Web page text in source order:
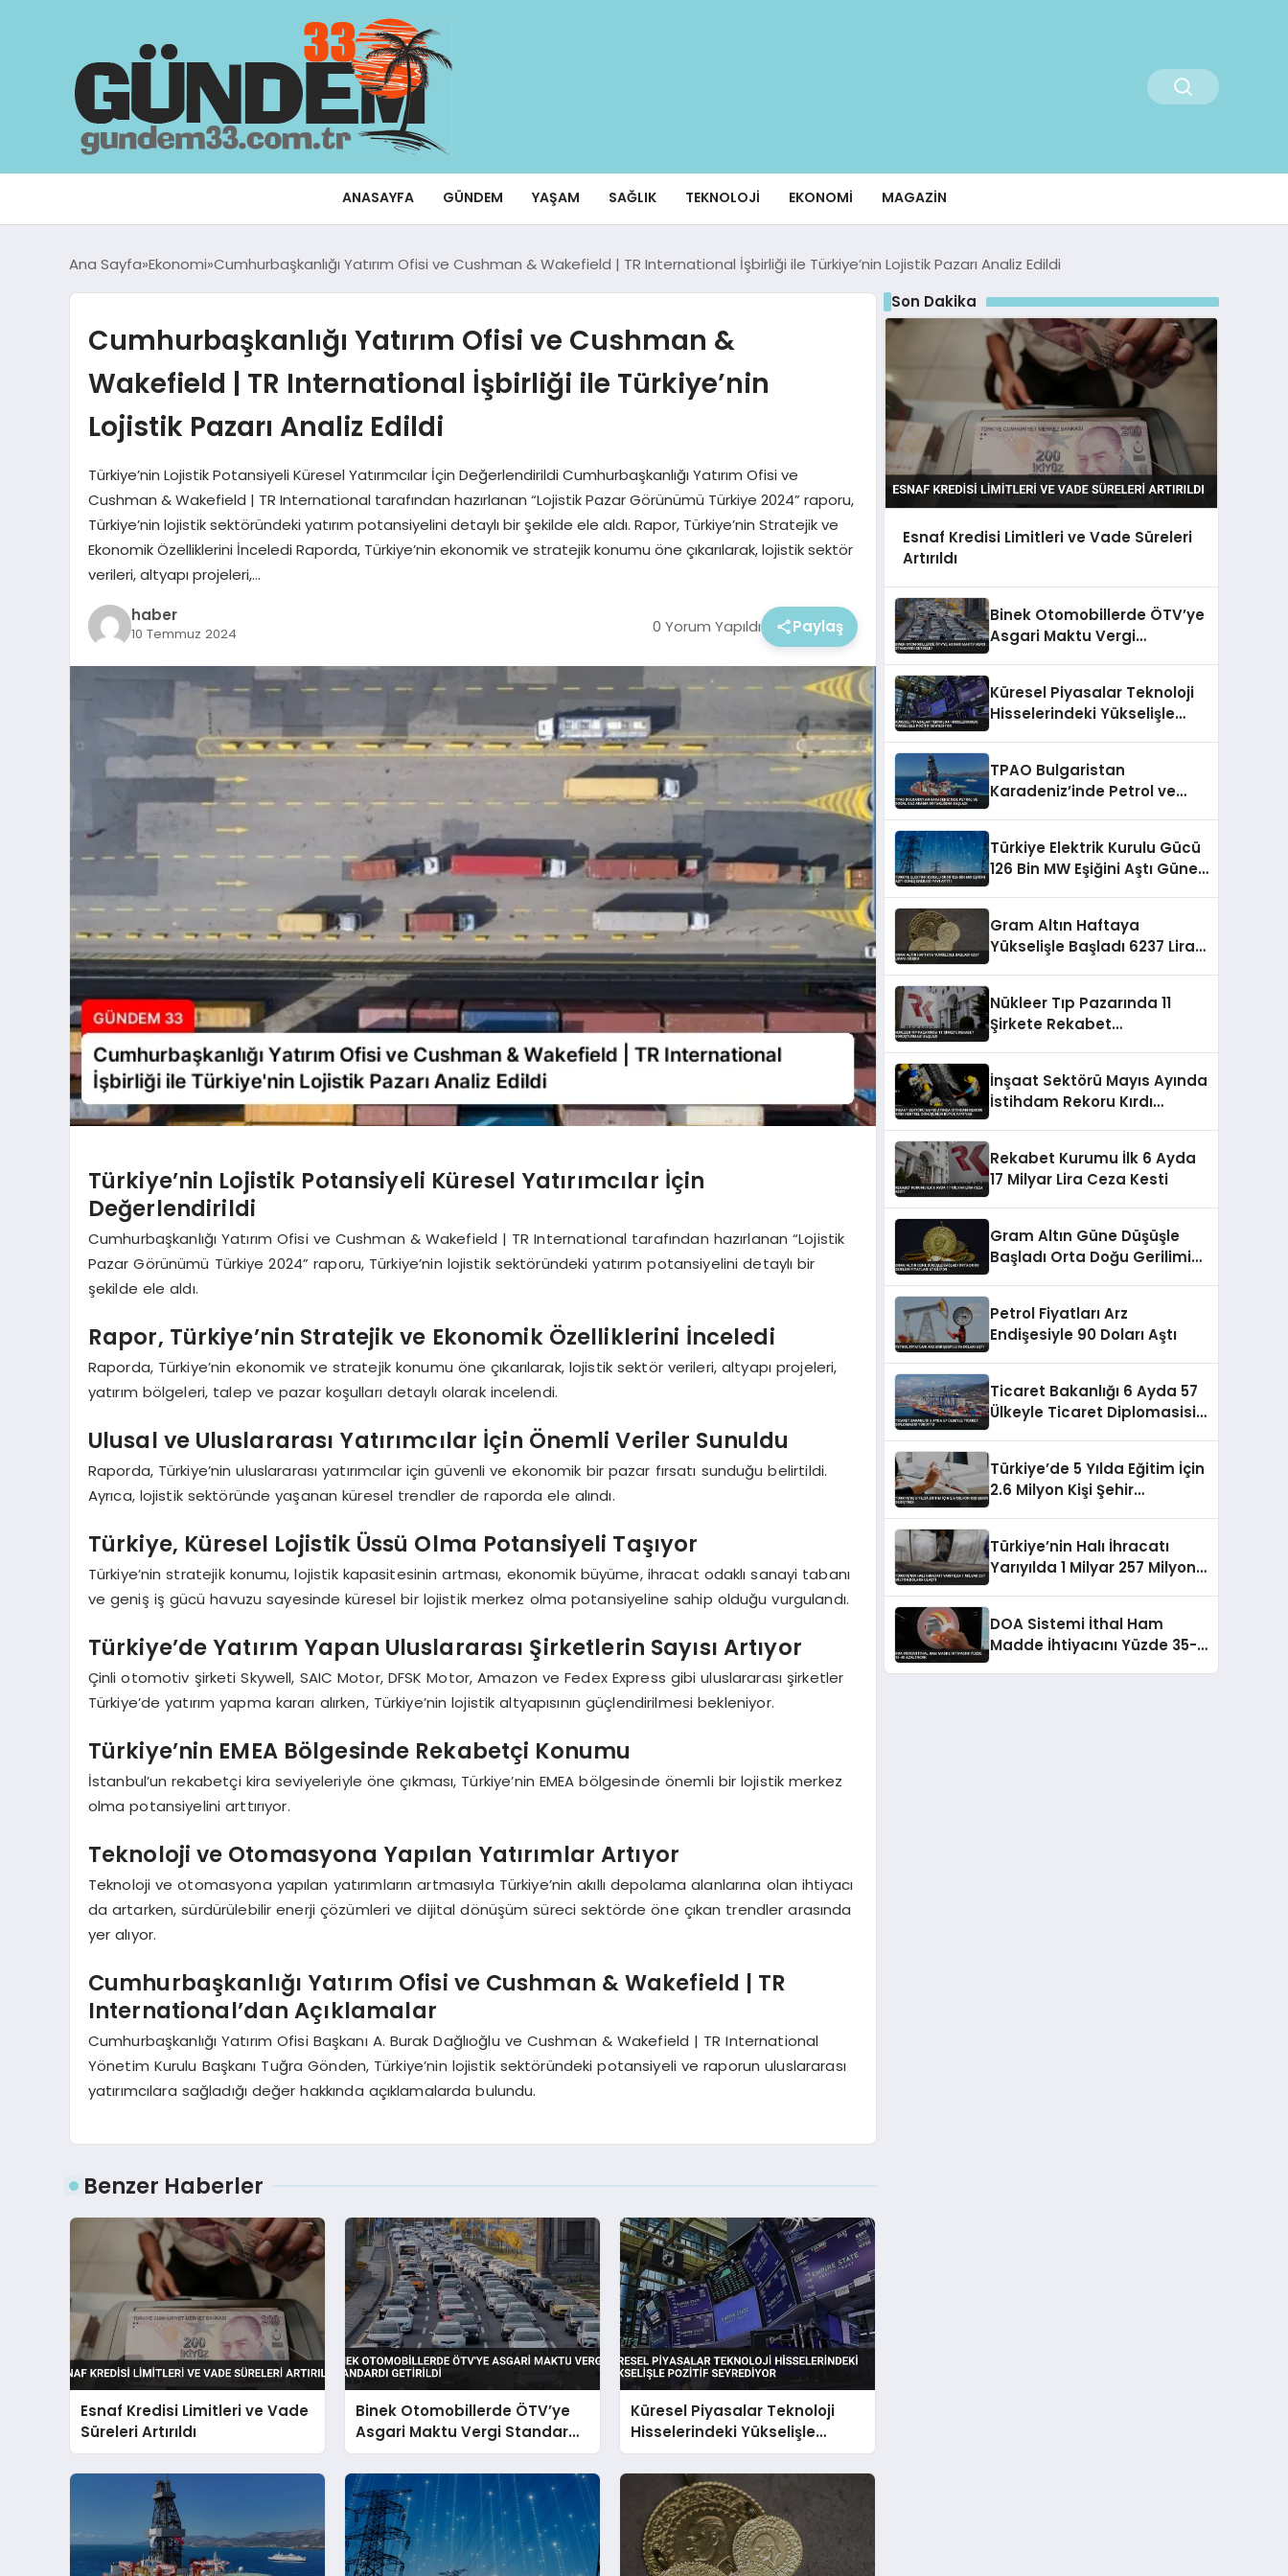
ANASAYFA GÜNDEM YAŞAM SAĞLIK TEKNOLOJI EKONOMI MAGAZIN
Ana Sayfa Ekonomi Cumhurbaşkanlığı Yatırım Ofisi ve Cushman & Wakefield | TR International İşbirliği ile Türkiye’nin Lojistik Pazarı Analiz Edildi
Cumhurbaşkanlığı Yatırım Ofisi ve Cushman &
Wakefield | TR International İşbirliği ile Türkiye’nin
Lojistik Pazarı Analiz Edildi
Türkiye’nin Lojistik Potansiyeli Küresel Yatırımcılar İçin Değerlendirildi Cumhurbaşkanlığı Yatırım Ofisi ve
Cushman & Wakefield | TR International tarafından hazırlanan “Lojistik Pazar Görünümü Türkiye 2024” raporu,
Türkiye’nin lojistik sektöründeki yatırım potansiyelini detaylı bir şekilde ele aldı. Rapor, Türkiye’nin Stratejik ve
Ekonomik Özelliklerini İnceledi Raporda, Türkiye’nin ekonomik ve stratejik konumu öne çıkarılarak, lojistik sektör
verileri, altyapı projeleri,…
haber
10 Temmuz 2024 0 Yorum Yapıldı Paylaş
Türkiye’nin Lojistik Potansiyeli Küresel Yatırımcılar İçin
Değerlendirildi
Cumhurbaşkanlığı Yatırım Ofisi ve Cushman & Wakefield | TR International tarafından hazırlanan “Lojistik
Pazar Görünümü Türkiye 2024” raporu, Türkiye’nin lojistik sektöründeki yatırım potansiyelini detaylı bir
şekilde ele aldı.
Rapor, Türkiye’nin Stratejik ve Ekonomik Özelliklerini İnceledi
Raporda, Türkiye’nin ekonomik ve stratejik konumu öne çıkarılarak, lojistik sektör verileri, altyapı projeleri,
yatırım bölgeleri, talep ve pazar koşulları detaylı olarak incelendi.
Ulusal ve Uluslararası Yatırımcılar İçin Önemli Veriler Sunuldu
Raporda, Türkiye’nin uluslararası yatırımcılar için güvenli ve ekonomik bir pazar fırsatı sunduğu belirtildi.
Ayrıca, lojistik sektöründe yaşanan küresel trendler de raporda ele alındı.
Türkiye, Küresel Lojistik Üssü Olma Potansiyeli Taşıyor
Türkiye’nin stratejik konumu, lojistik kapasitesinin artması, ekonomik büyüme, ihracat odaklı sanayi tabanı
ve geniş iş gücü havuzu sayesinde küresel bir lojistik merkez olma potansiyeline sahip olduğu vurgulandı.
Türkiye’de Yatırım Yapan Uluslararası Şirketlerin Sayısı Artıyor
Çinli otomotiv şirketi Skywell, SAIC Motor, DFSK Motor, Amazon ve Fedex Express gibi uluslararası şirketler
Türkiye’de yatırım yapma kararı alırken, Türkiye’nin lojistik altyapısının güçlendirilmesi bekleniyor.
Türkiye’nin EMEA Bölgesinde Rekabetçi Konumu
İstanbul’un rekabetçi kira seviyeleriyle öne çıkması, Türkiye’nin EMEA bölgesinde önemli bir lojistik merkez
olma potansiyelini arttırıyor.
Teknoloji ve Otomasyona Yapılan Yatırımlar Artıyor
Teknoloji ve otomasyona yapılan yatırımların artmasıyla Türkiye’nin akıllı depolama alanlarına olan ihtiyacı
da artarken, sürdürülebilir enerji çözümleri ve dijital dönüşüm süreci sektörde öne çıkan trendler arasında
yer alıyor.
Cumhurbaşkanlığı Yatırım Ofisi ve Cushman & Wakefield | TR
International’dan Açıklamalar
Cumhurbaşkanlığı Yatırım Ofisi Başkanı A. Burak Dağlıoğlu ve Cushman & Wakefield | TR International
Yönetim Kurulu Başkanı Tuğra Gönden, Türkiye’nin lojistik sektöründeki potansiyeli ve raporun uluslararası
yatırımcılara sağladığı değer hakkında açıklamalarda bulundu.
Benzer Haberler
Esnaf Kredisi Limitleri ve Vade
Süreleri Artırıldı
Binek Otomobillerde ÖTV’ye
Asgari Maktu Vergi Standardı
Getirildi
Küresel Piyasalar Teknoloji
Hisselerindeki Yükselişle
Pozitif Seyrediyor
Son Dakika
Esnaf Kredisi Limitleri ve Vade Süreleri
Artırıldı
Binek Otomobillerde ÖTV’ye
Asgari Maktu Vergi
Küresel Piyasalar Teknoloji
Hisselerindeki Yükselişle
TPAO Bulgaristan
Karadeniz’inde Petrol ve
Türkiye Elektrik Kurulu Gücü
126 Bin MW Eşiğini Aştı Güneş
Gram Altın Haftaya
Yükselişle Başladı 6237 Lirayı
Nükleer Tıp Pazarında 11
Şirkete Rekabet
İnşaat Sektörü Mayıs Ayında
İstihdam Rekoru Kırdı
Rekabet Kurumu İlk 6 Ayda
17 Milyar Lira Ceza Kesti
Gram Altın Güne Düşüşle
Başladı Orta Doğu Gerilimi
Petrol Fiyatları Arz
Endişesiyle 90 Doları Aştı
Ticaret Bakanlığı 6 Ayda 57
Ülkeyle Ticaret Diplomasisi
Türkiye’de 5 Yılda Eğitim İçin
2.6 Milyon Kişi Şehir
Türkiye’nin Halı İhracatı
Yarıyılda 1 Milyar 257 Milyon
DOA Sistemi İthal Ham
Madde İhtiyacını Yüzde 35-